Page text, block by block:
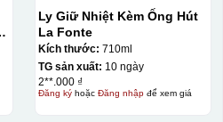
Ly Giữ Nhiệt Kèm Ống Hút
La Fonte
Kích thước: 710ml
TG sản xuất: 10 ngày
2**.000 ₫
Đăng kýhoặc Đăng nhậpđể xem giá